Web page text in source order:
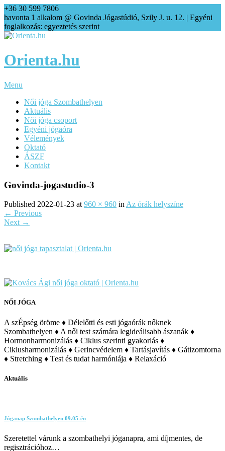
+36 30 599 7806
havonta 1 alkalom @ Govinda Jógastúdió, Szily J. u. 12. | Egyéni
foglalkozás: egyeztetés szerint
Orienta.hu
Menu
Női jóga Szombathelyen
Aktuális
Női jóga csoport
Egyéni jógaóra
Vélemények
Oktató
ÁSZF
Kontakt
Govinda-jogastudio-3
Published 2022-01-23 at 960 × 960 in Az órák helyszíne
← Previous
Next →
NŐI JÓGA
A szÉpség öröme ♦ Délelőtti és esti jógaórák nőknek
Szombathelyen ♦ A női test számára legideálisabb ászanák ♦
Hormonharmonizálás ♦ Ciklus szerinti gyakorlás ♦
Ciklusharmonizálás ♦ Gerincvédelem ♦ Tartásjavítás ♦ Gátizomtorna
♦ Stretching ♦ Test és tudat harmóniája ♦ Relaxáció
Aktuális
Jóganap Szombathelyen 09.05-én
Szeretettel várunk a szombathelyi jóganapra, ami díjmentes, de
regisztrációhoz…